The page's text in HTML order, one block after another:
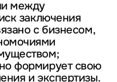
между
заключения
с бизнесом,
формирует свою
и экспертизы.